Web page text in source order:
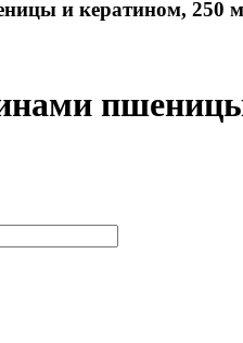
и кератином, 250